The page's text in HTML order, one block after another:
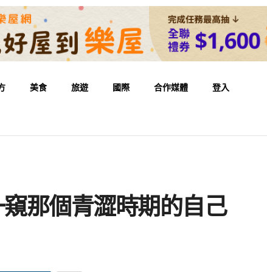
美食 旅遊 國際 合作媒體 登入
那個青澀時期的自己